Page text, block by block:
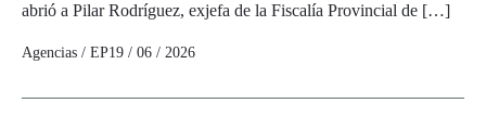
abrió a Pilar Rodríguez, exjefa de la Fiscalía Provincial de […]
Agencias / EP19 / 06 / 2026